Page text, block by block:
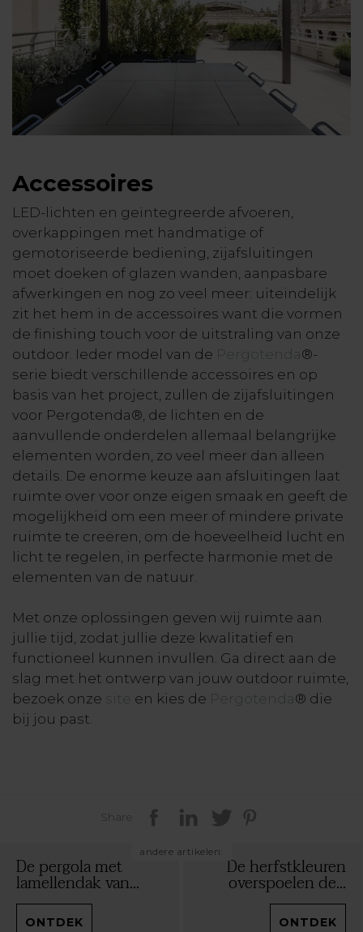
Accessoires
LED-lichten en geïntegreerde afvoeren,
overkappingen met handmatige of
gemotoriseerde bediening, zijafsluitingen
moet doeken of glazen wanden, aanpasbare
afwerkingen en nog zo veel meer: uiteindelijk
zit het hem in de accessoires want die vormen
de finishing touch voor de uitstraling van onze
outdoor. Ieder model van de Pergotenda®-
serie biedt verschillende accessoires en op
basis van het project, zullen de zijafsluitingen
voor Pergotenda®, de lichten en de
aanvullende onderdelen allemaal belangrijke
elementen worden, zo veel meer dan alleen
details. De enorme keuze aan afsluitingen laat
ruimte over voor onze eigen smaak en geeft de
mogelijkheid om een meer of mindere private
ruimte te creëren, om de hoeveelheid lucht en
licht te regelen, in perfecte harmonie met de
elementen van de natuur.
Met onze oplossingen geven wij ruimte aan
jullie tijd, zodat jullie deze kwalitatief en
functioneel kunnen invullen. Ga direct aan de
slag met het ontwerp van jouw outdoor ruimte,
bezoek onze
site en kies de Pergotenda® die
bij jou past.
Share
andere artikelen:
De pergola met
lamellendak van...
ONTDEK
De herfstkleuren
overspoelen de...
ONTDEK